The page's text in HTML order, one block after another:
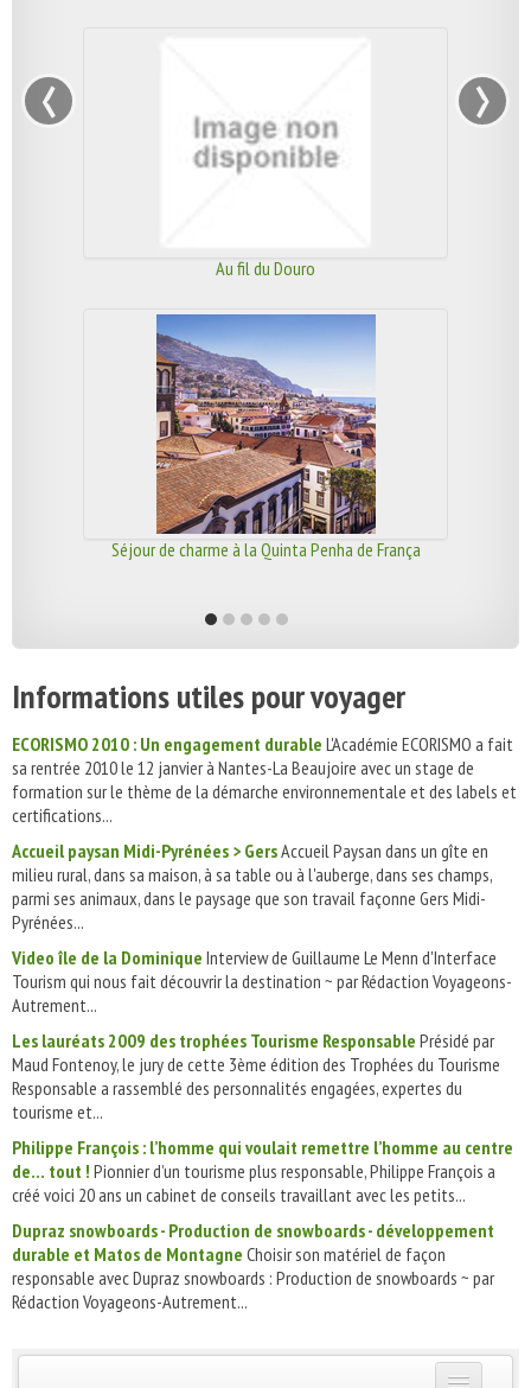
Au fil du Douro
Séjour de charme à la Quinta Penha de França
‹ ›
Informations utiles pour voyager
ECORISMO 2010 : Un engagement durable L'Académie ECORISMO a fait
sa rentrée 2010 le 12 janvier à Nantes-La Beaujoire avec un stage de
formation sur le thème de la démarche environnementale et des labels et
certifications...
Accueil paysan Midi-Pyrénées > GersAccueil Paysan dans un gîte en
milieu rural, dans sa maison, à sa table ou à l'auberge, dans ses champs,
parmi ses animaux, dans le paysage que son travail façonne Gers Midi-
Pyrénées...
Video île de la Dominique Interview de Guillaume Le Menn d'Interface
Tourism qui nous fait découvrir la destination ~ par Rédaction Voyageons-
Autrement...
Les lauréats 2009 des trophées Tourisme Responsable Présidé par
Maud Fontenoy, le jury de cette 3ème édition des Trophées du Tourisme
Responsable a rassemblé des personnalités engagées, expertes du
tourisme et...
Philippe François : l’homme qui voulait remettre l’homme au centre
de… tout ! Pionnier d’un tourisme plus responsable, Philippe François a
créé voici 20 ans un cabinet de conseils travaillant avec les petits...
Dupraz snowboards - Production de snowboards - développement
durable et Matos de Montagne Choisir son matériel de façon
responsable avec Dupraz snowboards : Production de snowboards ~ par
Rédaction Voyageons-Autrement...